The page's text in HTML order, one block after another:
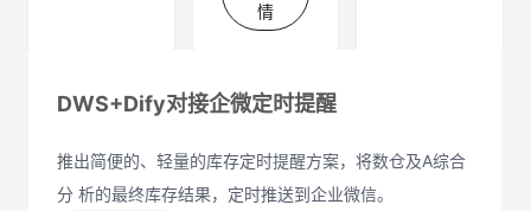
情
DWS+Dify对接企微定时提醒
推出简便的、轻量的库存定时提醒方案，将数仓及A综合
分 析的最终库存结果，定时推送到企业微信。